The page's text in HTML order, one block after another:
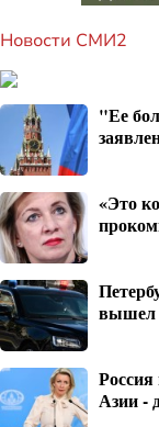
Новости СМИ2
"Ее
«Это
вышел
Азии -